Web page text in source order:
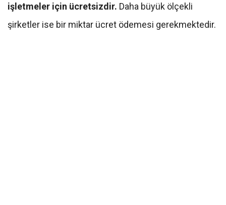
işletmeler için ücretsizdir. Daha büyük ölçekli
şirketler ise bir miktar ücret ödemesi gerekmektedir.